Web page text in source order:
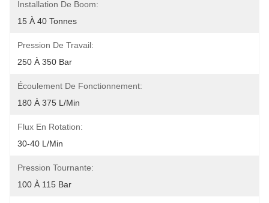
Installation De Boom:
15 À 40 Tonnes
Pression De Travail:
250 À 350 Bar
Écoulement De Fonctionnement:
180 À 375 L/min
Flux En Rotation:
30-40 L/min
Pression Tournante:
100 À 115 Bar